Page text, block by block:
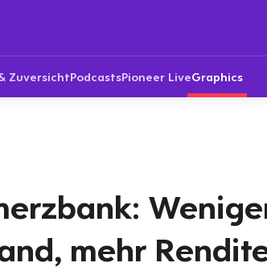
ZuversichtPodcastsPioneer LiveGraphics
mehr